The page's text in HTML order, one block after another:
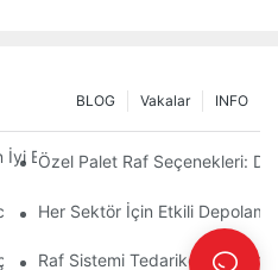
INFO
Vakalar
BLOG
İyi Endüstriyel Raf Sistemleri
Özel Palet Raf Seçenekleri:
Trendler Ve Yenilikler
Her Sektör İçin Etkili
Nelere Dikkat Edilmeli?
Raf Sistemi Tedarikçisi: Doğru